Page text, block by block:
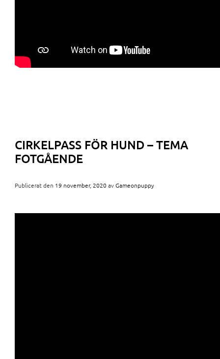
CIRKELPASS FÖR HUND – TEMA
FOTGÅENDE
Publicerat den 19 november, 2020 avGameonpuppy